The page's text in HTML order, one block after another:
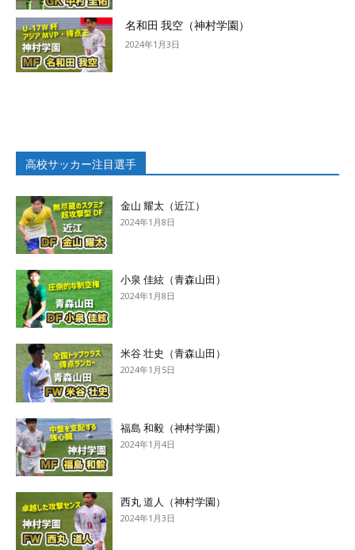
名和田 我空（神村学園）
2024年1月3日
高校サッカー注目選手
金山 耀太（近江）
2024年1月8日
小泉 佳絃（青森山田）
2024年1月8日
米谷 壮史（青森山田）
2024年1月5日
福島 和毅（神村学園）
2024年1月4日
西丸 道人（神村学園）
2024年1月3日